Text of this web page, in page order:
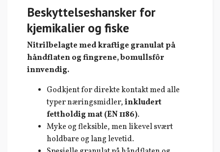
Beskyttelseshansker for
kjemikalier og fiske
Nitrilbelagte med kraftige granulat på
håndflaten og fingrene, bomullsfôr
innvendig.
Godkjent for direkte kontakt med alle
typer næringsmidler,inkludert
fettholdig mat (EN 1186).
Myke og fleksible, men likevel svært
holdbare og lang levetid.